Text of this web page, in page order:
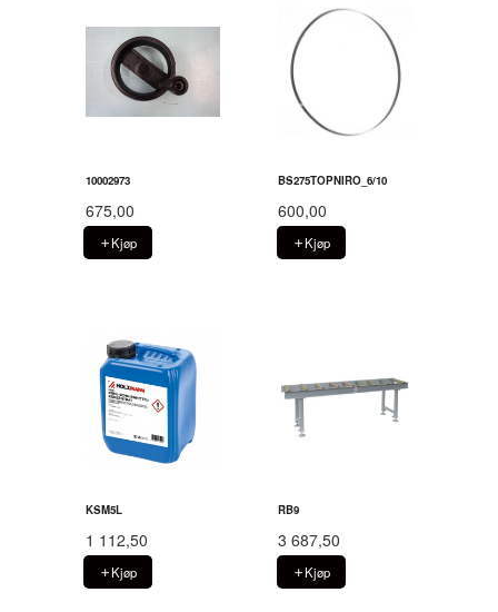
10002973
675,00
Kjøp
BS275TOPNIRO_6/10
600,00
Kjøp
KSM5L
1 112,50
Kjøp
RB9
3 687,50
Kjøp